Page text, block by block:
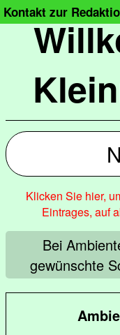
Kontakt zur
Klicken Sie hier,
Eintrages, auf
Bei
gewünschte